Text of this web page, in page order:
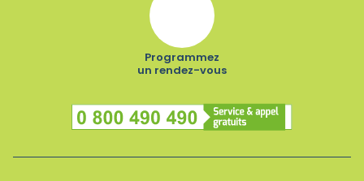
Programmez
un rendez-vous